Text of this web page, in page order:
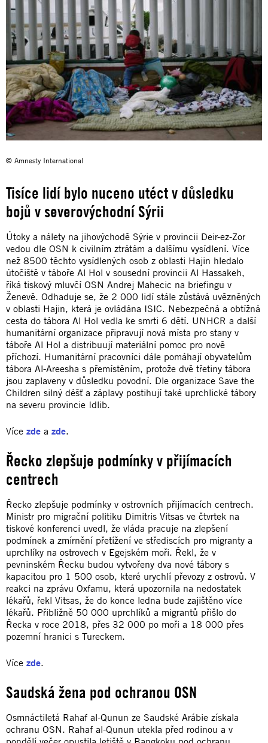
© Amnesty International
Tisíce lidí bylo nuceno utéct v důsledku
bojů v severovýchodní Sýrii
Útoky a nálety na jihovýchodě Sýrie v provincii Deir-ez-Zor
vedou dle OSN k civilním ztrátám a dalšímu vysídlení. Více
než 8500 těchto vysídlených osob z oblasti Hajin hledalo
útočiště v táboře Al Hol v sousední provincii Al Hassakeh,
říká tiskový mluvčí OSN Andrej Mahecic na briefingu v
Ženevě. Odhaduje se, že 2 000 lidí stále zůstává uvězněných
v oblasti Hajin, která je ovládána ISIC. Nebezpečná a obtížná
cesta do tábora Al Hol vedla ke smrti 6 dětí. UNHCR a další
humanitární organizace připravují nová místa pro stany v
táboře Al Hol a distribuují materiální pomoc pro nově
příchozí. Humanitární pracovníci dále pomáhají obyvatelům
tábora Al-Areesha s přemístěním, protože dvě třetiny tábora
jsou zaplaveny v důsledku povodní. Dle organizace Save the
Children silný déšť a záplavy postihují také uprchlické tábory
na severu provincie Idlib.
Více zde a zde.
Řecko zlepšuje podmínky v přijímacích
centrech
Řecko zlepšuje podmínky v ostrovních přijímacích centrech.
Ministr pro migrační politiku Dimitris Vitsas ve čtvrtek na
tiskové konferenci uvedl, že vláda pracuje na zlepšení
podmínek a zmírnění přetížení ve střediscích pro migranty a
uprchlíky na ostrovech v Egejském moři. Řekl, že v
pevninském Řecku budou vytvořeny dva nové tábory s
kapacitou pro 1 500 osob, které urychlí převozy z ostrovů. V
reakci na zprávu Oxfamu, která upozornila na nedostatek
lékařů, řekl Vitsas, že do konce ledna bude zajištěno více
lékařů. Přibližně 50 000 uprchlíků a migrantů přišlo do
Řecka v roce 2018, přes 32 000 po moři a 18 000 přes
pozemní hranici s Tureckem.
Více zde.
Saudská žena pod ochranou OSN
Osmnáctiletá Rahaf al-Qunun ze Saudské Arábie získala
ochranu OSN. Rahaf al-Qunun utekla před rodinou a v